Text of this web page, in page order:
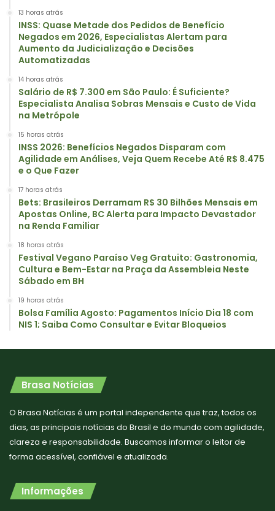
13 horas atrás
INSS: Quase Metade dos Pedidos de Benefício
Negados em 2026, Especialistas Alertam para
Aumento da Judicialização e Decisões
Automatizadas
14 horas atrás
Salário de R$ 7.300 em São Paulo: É Suficiente?
Especialista Analisa Sobras Mensais e Custo de Vida
na Metrópole
15 horas atrás
INSS 2026: Benefícios Negados Disparam com
Agilidade em Análises, Veja Quem Recebe Até R$ 8.475
e o Que Fazer
17 horas atrás
Bets: Brasileiros Derramam R$ 30 Bilhões Mensais em
Apostas Online, BC Alerta para Impacto Devastador
na Renda Familiar
18 horas atrás
Festival Vegano Paraíso Veg Gratuito: Gastronomia,
Cultura e Bem-Estar na Praça da Assembleia Neste
Sábado em BH
19 horas atrás
Bolsa Família Agosto: Pagamentos Início Dia 18 com
NIS 1; Saiba Como Consultar e Evitar Bloqueios
Brasa Notícias
O Brasa Notícias é um portal independente que traz, todos os
dias, as principais notícias do Brasil e do mundo com agilidade,
clareza e responsabilidade. Buscamos informar o leitor de
forma acessível, confiável e atualizada.
Informações